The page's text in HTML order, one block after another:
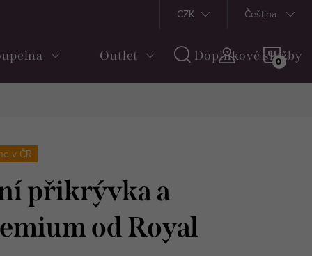
Doprava a platba Vrácení a
CZK Čeština
Outlet Doplňkové služby
v ČR
přikrývka a
od Royal